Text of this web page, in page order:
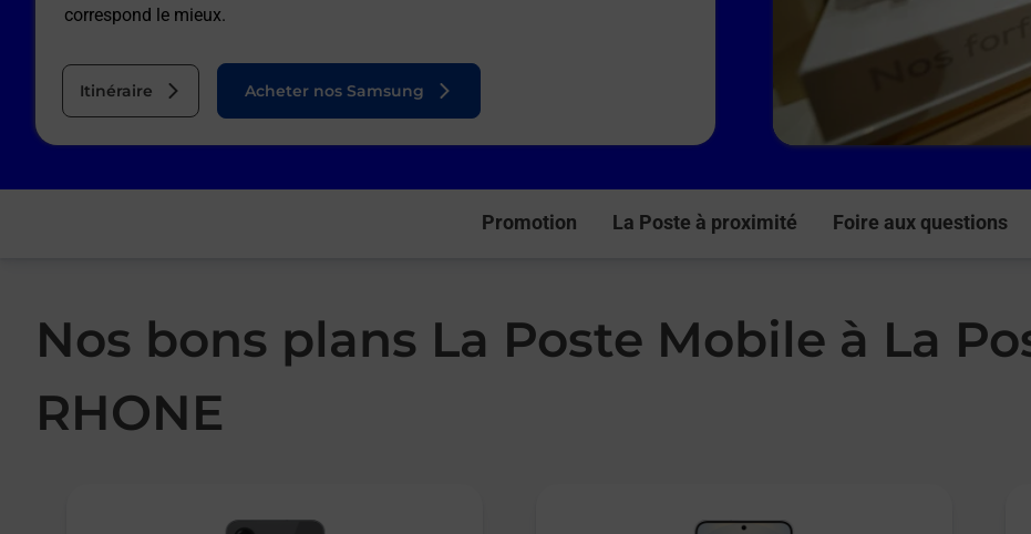
correspond le mieux.
Itinéraire Acheter nos Samsung
Promotion La Poste à proximité Foire aux questions
Nos bons plans La Poste Mobile à La
RHONE